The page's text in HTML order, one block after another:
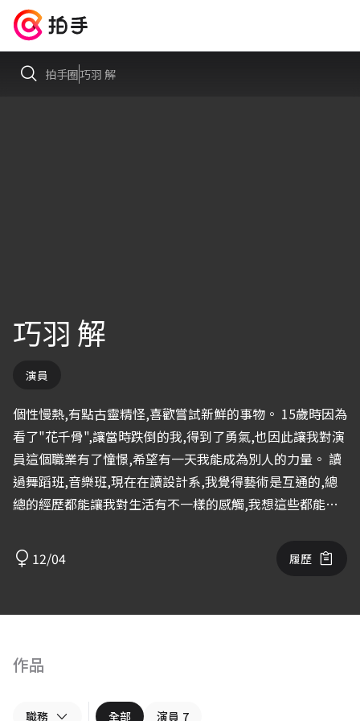
拍手圈巧羽 解
巧羽 解
演員
個性慢熱,有點古靈精怪,喜歡嘗試新鮮的事物。 15歲時因為
看了"花千骨",讓當時跌倒的我,得到了勇氣,也因此讓我對演
員這個職業有了憧憬,希望有一天我能成為別人的力量。 讀
過舞蹈班,音樂班,現在在讀設計系,我覺得藝術是互通的,總
總的經歷都能讓我對生活有不一樣的感觸,我想這些都能成
12/04
履歷
作品
職務 全部 演員 7